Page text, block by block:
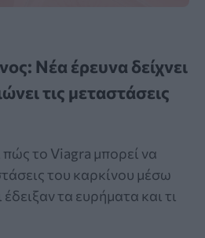
Νέα έρευνα δείχνει
τις μεταστάσεις
πώς το Viagra μπορεί να
του καρκίνου μέσω
τα ευρήματα και τι